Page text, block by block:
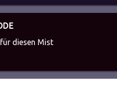
diesen Mist